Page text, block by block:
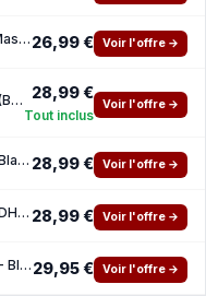
Ventilateur Processeur Cooler Master Hyper 212 3DHP 120 mm Black 26,99 € Voir l'offre →
Cooler Master Hyper 212 3DHP (Black) 28,99 €
Tout inclus
Voir l'offre →
Cooler Master Hyper 212 3DHP Black 28,99 € Voir l'offre →
COOLER MASTER - Hyper 212 3DHP Black - Ventirad CPU - Ventilateur 120mm 28,99 € Voir l'offre →
Cooler Master Hyper 212 3DHP - Black 29,95 € Voir l'offre →